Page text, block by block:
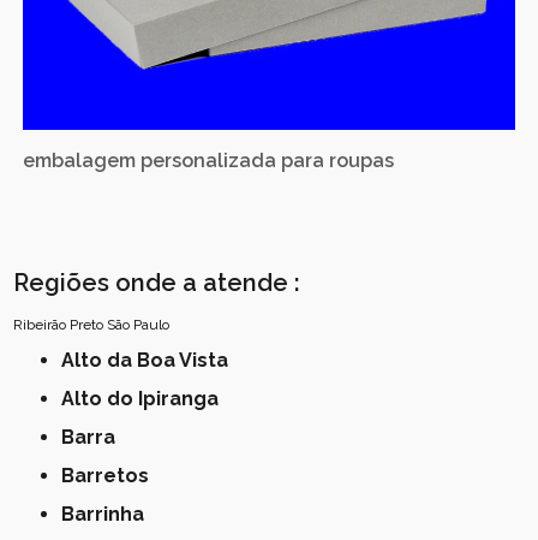
embalagem personalizada para roupas
Regiões onde a atende :
Ribeirão Preto São Paulo
Alto da Boa Vista
Alto do Ipiranga
Barra
Barretos
Barrinha